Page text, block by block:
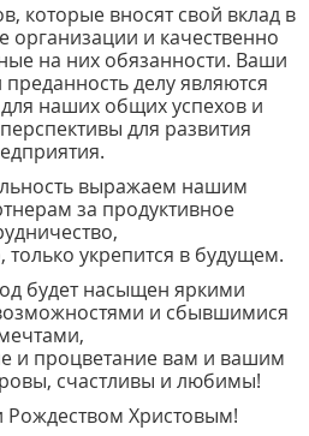
которые вносят свой вклад в
организации и качественно
на них обязанности. Ваши
делу являются
наших общих успехов и
для развития
выражаем нашим
за продуктивное
укрепится в будущем.
будет насыщен яркими
и сбывшимися
и процветание вам и вашим
счастливы и любимы!
Христовым!